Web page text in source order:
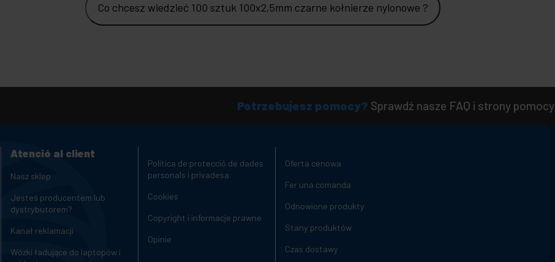
Co chcesz wiedzieć 100 sztuk 100x2,5mm czarne kołnierze nylonowe ?
Potrzebujesz pomocy? Sprawdź nasze FAQ i strony pomocy
Atenció al client
Nasz sklep
Jesteś producentem lub
dystrybutorem?
Kanał reklamacji
Wózki ładujące do laptopów i
Política de protecció de dades
personals i privadesa
Cookies
Copyright i informacje prawne
Opinie
Oferta cenowa
Fer una comanda
Odnowione produkty
Stany produktów
Czas dostawy